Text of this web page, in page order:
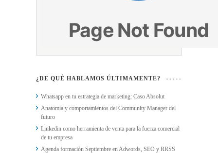
¿DE QUÉ HABLAMOS ÚLTIMAMENTE?
Whatsapp en tu estrategia de marketing: Caso Absolut
Anatomía y comportamientos del Community Manager del
futuro
Linkedin como herramienta de venta para la fuerza comercial
de tu empresa
Agenda formación Septiembre en Adwords, SEO y RRSS